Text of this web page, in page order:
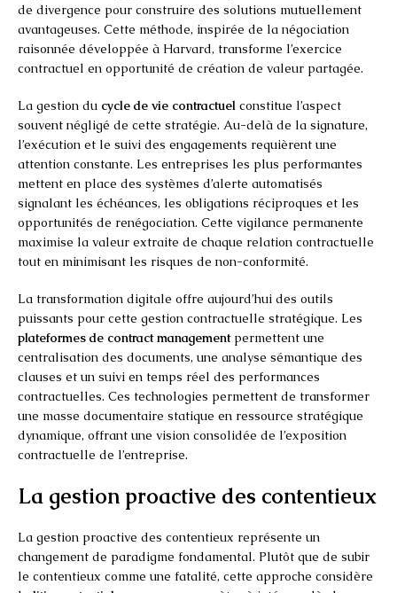
de divergence pour construire des solutions mutuellement
avantageuses. Cette méthode, inspirée de la négociation
raisonnée développée à Harvard, transforme l’exercice
contractuel en opportunité de création de valeur partagée.
La gestion du cycle de vie contractuel constitue l’aspect
souvent négligé de cette stratégie. Au-delà de la signature,
l’exécution et le suivi des engagements requièrent une
attention constante. Les entreprises les plus performantes
mettent en place des systèmes d’alerte automatisés
signalant les échéances, les obligations réciproques et les
opportunités de renégociation. Cette vigilance permanente
maximise la valeur extraite de chaque relation contractuelle
tout en minimisant les risques de non-conformité.
La transformation digitale offre aujourd’hui des outils
puissants pour cette gestion contractuelle stratégique. Les
plateformes de contract managementpermettent une
centralisation des documents, une analyse sémantique des
clauses et un suivi en temps réel des performances
contractuelles. Ces technologies permettent de transformer
une masse documentaire statique en ressource stratégique
dynamique, offrant une vision consolidée de l’exposition
contractuelle de l’entreprise.
La gestion proactive des contentieux
La gestion proactive des contentieux représente un
changement de paradigme fondamental. Plutôt que de subir
le contentieux comme une fatalité, cette approche considère